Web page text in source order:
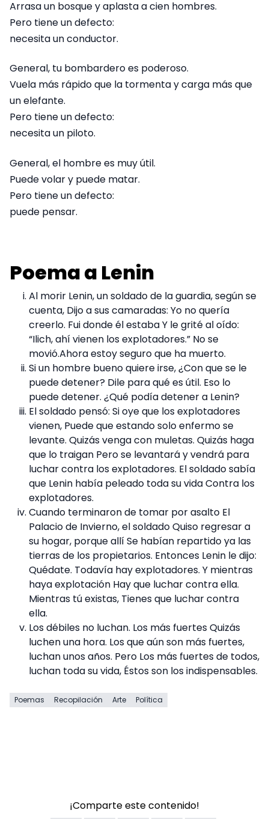
Arrasa un bosque y aplasta a cien hombres.
Pero tiene un defecto:
necesita un conductor.
General, tu bombardero es poderoso.
Vuela más rápido que la tormenta y carga más que
un elefante.
Pero tiene un defecto:
necesita un piloto.
General, el hombre es muy útil.
Puede volar y puede matar.
Pero tiene un defecto:
puede pensar.
Poema a Lenin
Al morir Lenin, un soldado de la guardia, según se
cuenta, Dijo a sus camaradas: Yo no quería
creerlo. Fui donde él estaba Y le grité al oído:
“Ilich, ahí vienen los explotadores.” No se
movió.Ahora estoy seguro que ha muerto.
Si un hombre bueno quiere irse, ¿Con que se le
puede detener? Dile para qué es útil. Eso lo
puede detener. ¿Qué podía detener a Lenin?
El soldado pensó: Si oye que los explotadores
vienen, Puede que estando solo enfermo se
levante. Quizás venga con muletas. Quizás haga
que lo traigan Pero se levantará y vendrá para
luchar contra los explotadores. El soldado sabía
que Lenin había peleado toda su vida Contra los
explotadores.
Cuando terminaron de tomar por asalto El
Palacio de Invierno, el soldado Quiso regresar a
su hogar, porque allí Se habían repartido ya las
tierras de los propietarios. Entonces Lenin le dijo:
Quédate. Todavía hay explotadores. Y mientras
haya explotación Hay que luchar contra ella.
Mientras tú existas, Tienes que luchar contra
ella.
Los débiles no luchan. Los más fuertes Quizás
luchen una hora. Los que aún son más fuertes,
luchan unos años. Pero Los más fuertes de todos,
luchan toda su vida, Éstos son los indispensables.
Poemas Recopilación Arte Política
¡Comparte este contenido!